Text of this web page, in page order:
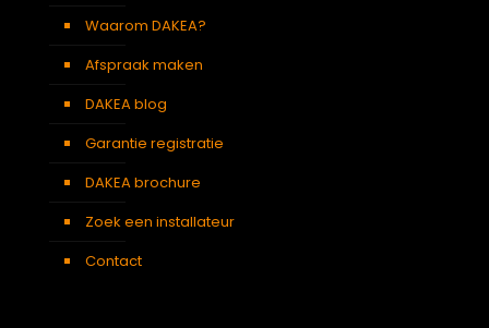
Waarom DAKEA?
Afspraak maken
DAKEA blog
Garantie registratie
DAKEA brochure
Zoek een installateur
Contact